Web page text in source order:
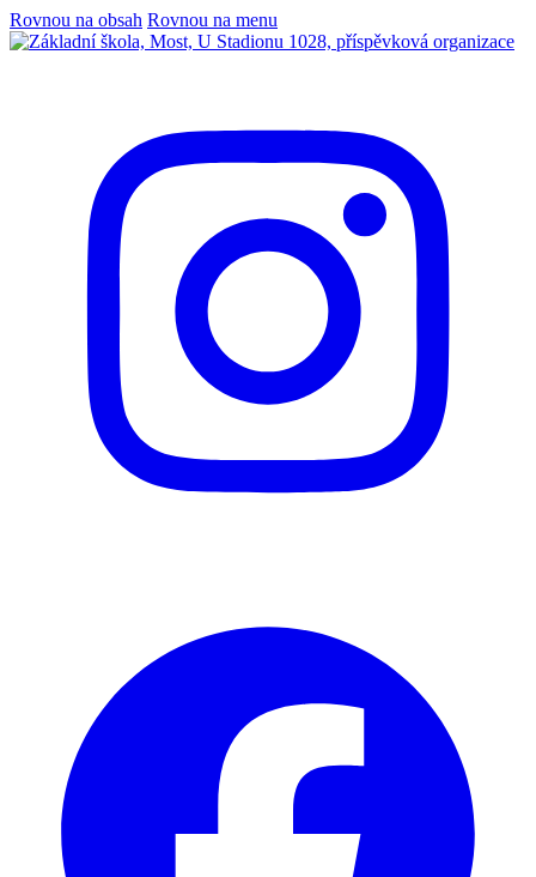
Rovnou na obsah Rovnou na menu